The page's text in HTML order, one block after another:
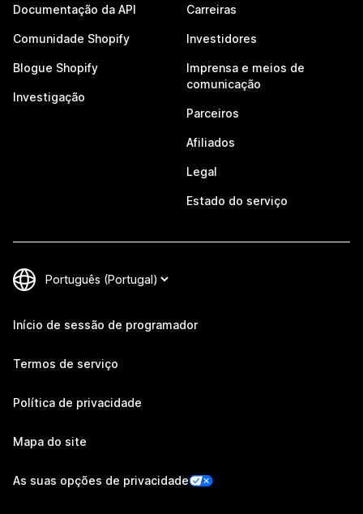
Documentação da API
Comunidade Shopify
Blogue Shopify
Investigação
Carreiras
Investidores
Imprensa e meios de
comunicação
Parceiros
Afiliados
Legal
Estado do serviço
Início de sessão de programador
Termos de serviço
Política de privacidade
Mapa do site
As suas opções de privacidade